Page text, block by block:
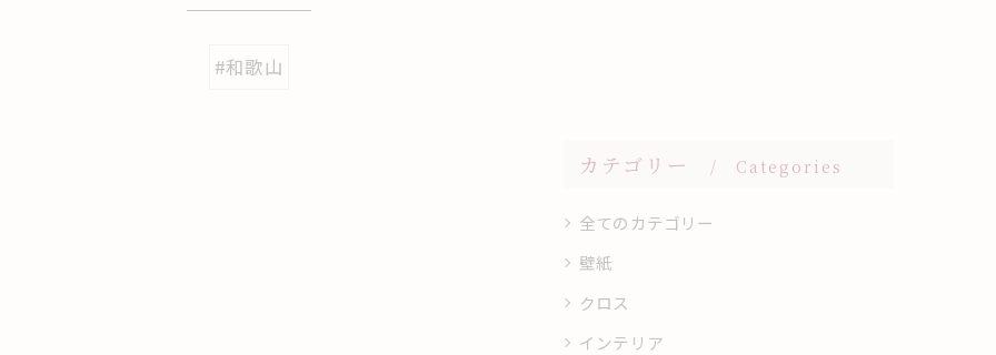
#和歌山
カテゴリー Categories
全てのカテゴリー
壁紙
クロス
インテリア